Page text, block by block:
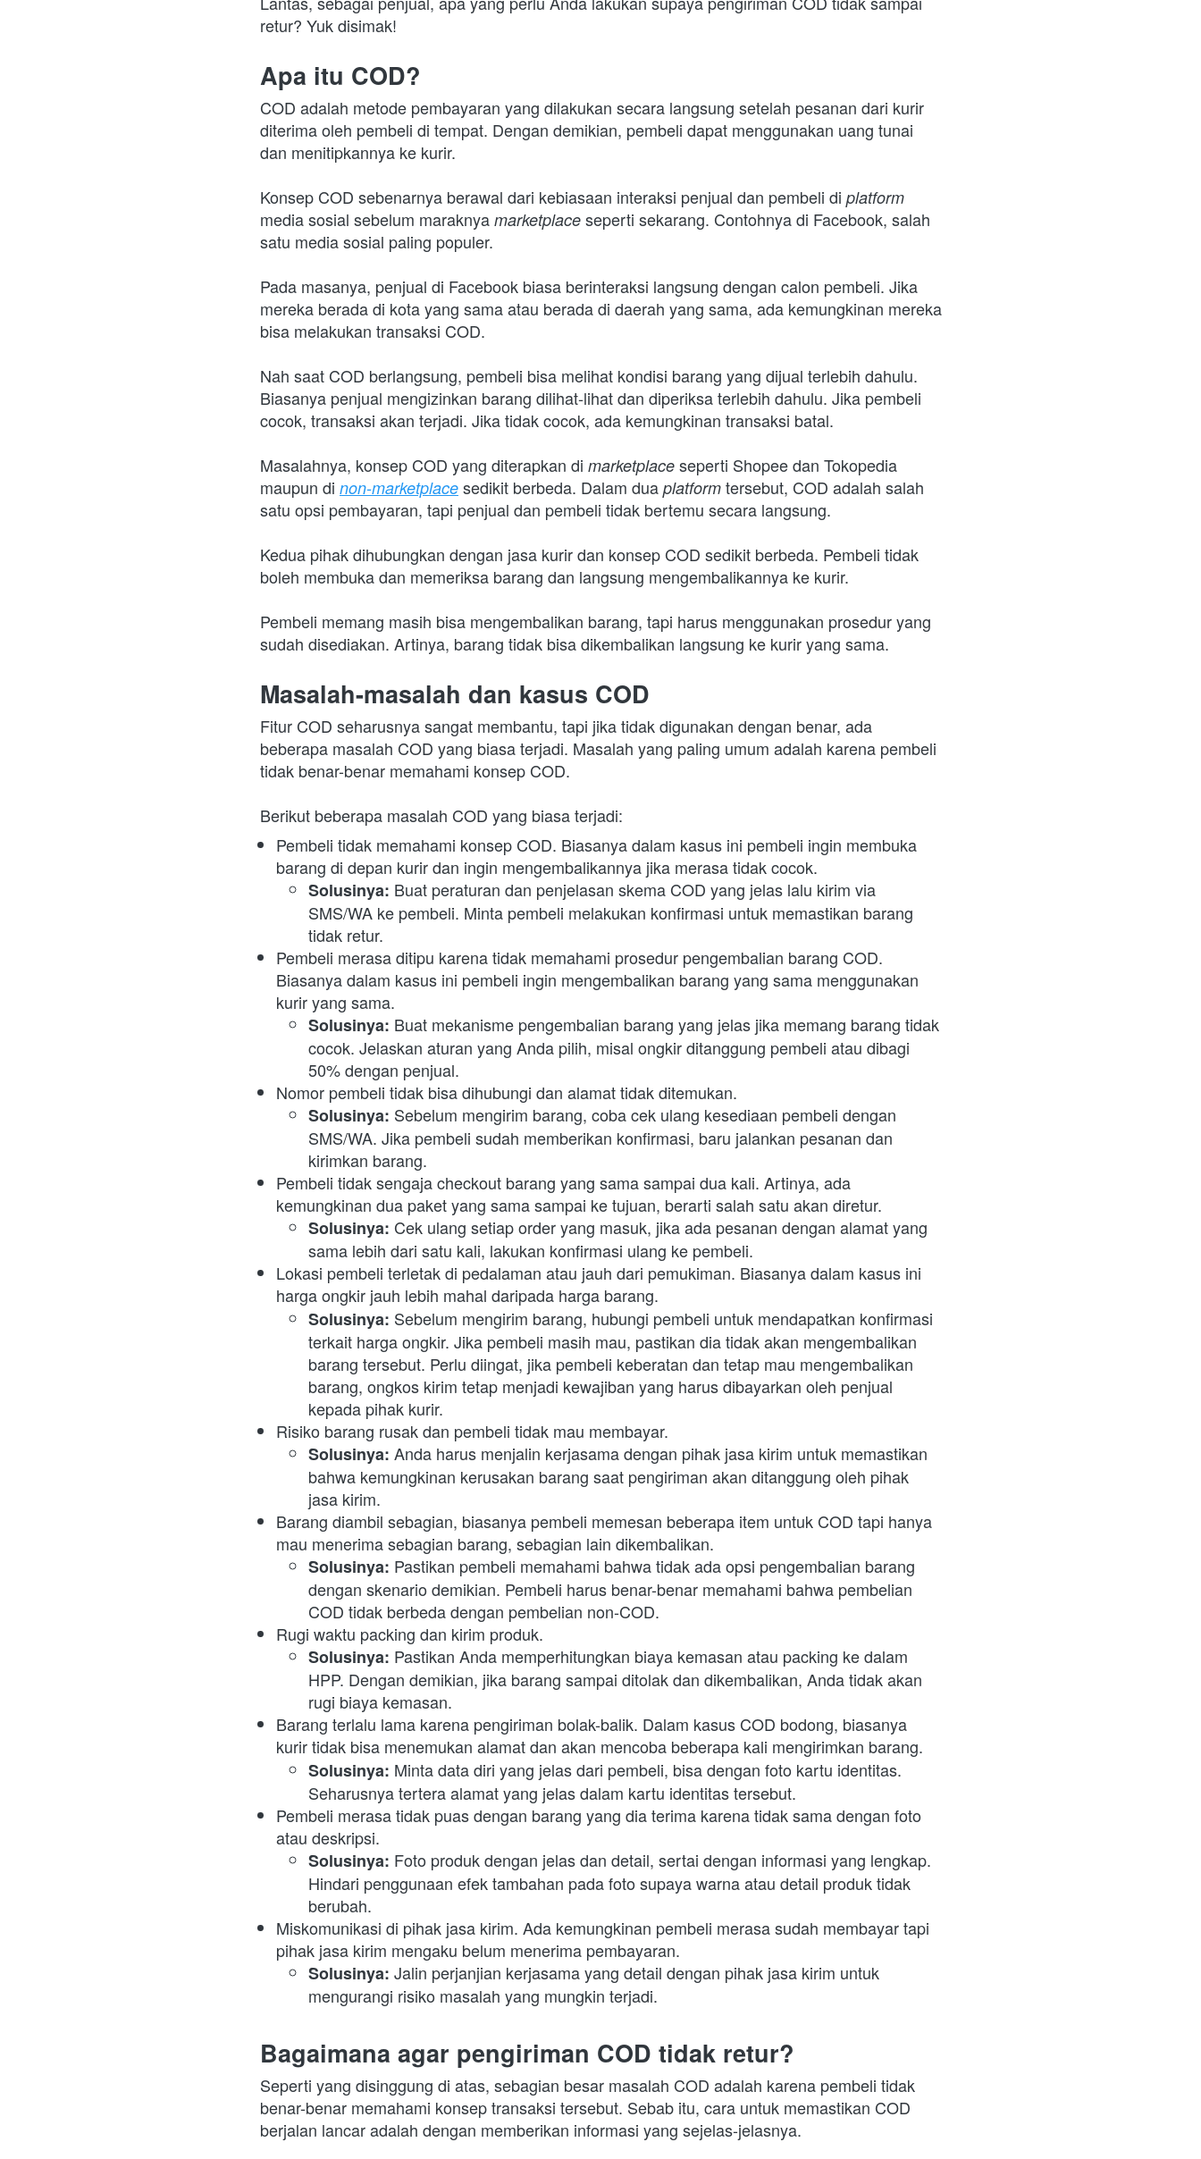
retur? Yuk disimak!
Apa itu COD?
COD adalah metode pembayaran yang dilakukan secara langsung setelah pesanan dari kurir
diterima oleh pembeli di tempat. Dengan demikian, pembeli dapat menggunakan uang tunai
dan menitipkannya ke kurir.
Konsep COD sebenarnya berawal dari kebiasaan interaksi penjual dan pembeli di
media sosial sebelum maraknya marketplace seperti sekarang. Contohnya di Facebook, salah
satu media sosial paling populer.
Pada masanya, penjual di Facebook biasa berinteraksi langsung dengan calon pembeli. Jika
mereka berada di kota yang sama atau berada di daerah yang sama, ada kemungkinan mereka
bisa melakukan transaksi COD.
Nah saat COD berlangsung, pembeli bisa melihat kondisi barang yang dijual terlebih dahulu.
Biasanya penjual mengizinkan barang dilihat-lihat dan diperiksa terlebih dahulu. Jika pembeli
cocok, transaksi akan terjadi. Jika tidak cocok, ada kemungkinan transaksi batal.
Masalahnya, konsep COD yang diterapkan di marketplace seperti Shopee dan Tokopedia
maupun di non-marketplace sedikit berbeda. Dalam dua platform tersebut, COD adalah salah
satu opsi pembayaran, tapi penjual dan pembeli tidak bertemu secara langsung.
Kedua pihak dihubungkan dengan jasa kurir dan konsep COD sedikit berbeda. Pembeli tidak
boleh membuka dan memeriksa barang dan langsung mengembalikannya ke kurir.
Pembeli memang masih bisa mengembalikan barang, tapi harus menggunakan prosedur yang
sudah disediakan. Artinya, barang tidak bisa dikembalikan langsung ke kurir yang sama.
Masalah-masalah dan kasus COD
Fitur COD seharusnya sangat membantu, tapi jika tidak digunakan dengan benar, ada
beberapa masalah COD yang biasa terjadi. Masalah yang paling umum adalah karena pembeli
tidak benar-benar memahami konsep COD.
Berikut beberapa masalah COD yang biasa terjadi:
Pembeli tidak memahami konsep COD. Biasanya dalam kasus ini pembeli ingin membuka
barang di depan kurir dan ingin mengembalikannya jika merasa tidak cocok.
Solusinya: Buat peraturan dan penjelasan skema COD yang jelas lalu kirim via
SMS/WA ke pembeli. Minta pembeli melakukan konfirmasi untuk memastikan barang
tidak retur.
Pembeli merasa ditipu karena tidak memahami prosedur pengembalian barang COD.
Biasanya dalam kasus ini pembeli ingin mengembalikan barang yang sama menggunakan
kurir yang sama.
Solusinya: Buat mekanisme pengembalian barang yang jelas jika memang barang tidak
cocok. Jelaskan aturan yang Anda pilih, misal ongkir ditanggung pembeli atau dibagi
50% dengan penjual.
Nomor pembeli tidak bisa dihubungi dan alamat tidak ditemukan.
Solusinya: Sebelum mengirim barang, coba cek ulang kesediaan pembeli dengan
SMS/WA. Jika pembeli sudah memberikan konfirmasi, baru jalankan pesanan dan
kirimkan barang.
Pembeli tidak sengaja checkout barang yang sama sampai dua kali. Artinya, ada
kemungkinan dua paket yang sama sampai ke tujuan, berarti salah satu akan diretur.
Solusinya: Cek ulang setiap order yang masuk, jika ada pesanan dengan alamat yang
sama lebih dari satu kali, lakukan konfirmasi ulang ke pembeli.
Lokasi pembeli terletak di pedalaman atau jauh dari pemukiman. Biasanya dalam kasus ini
harga ongkir jauh lebih mahal daripada harga barang.
Solusinya: Sebelum mengirim barang, hubungi pembeli untuk mendapatkan konfirmasi
terkait harga ongkir. Jika pembeli masih mau, pastikan dia tidak akan mengembalikan
barang tersebut. Perlu diingat, jika pembeli keberatan dan tetap mau mengembalikan
barang, ongkos kirim tetap menjadi kewajiban yang harus dibayarkan oleh penjual
kepada pihak kurir.
Risiko barang rusak dan pembeli tidak mau membayar.
Solusinya: Anda harus menjalin kerjasama dengan pihak jasa kirim untuk memastikan
bahwa kemungkinan kerusakan barang saat pengiriman akan ditanggung oleh pihak
jasa kirim.
Barang diambil sebagian, biasanya pembeli memesan beberapa item untuk COD tapi hanya
mau menerima sebagian barang, sebagian lain dikembalikan.
Solusinya: Pastikan pembeli memahami bahwa tidak ada opsi pengembalian barang
dengan skenario demikian. Pembeli harus benar-benar memahami bahwa pembelian
COD tidak berbeda dengan pembelian non-COD.
Rugi waktu packing dan kirim produk.
Solusinya: Pastikan Anda memperhitungkan biaya kemasan atau packing ke dalam
HPP. Dengan demikian, jika barang sampai ditolak dan dikembalikan, Anda tidak akan
rugi biaya kemasan.
Barang terlalu lama karena pengiriman bolak-balik. Dalam kasus COD bodong, biasanya
kurir tidak bisa menemukan alamat dan akan mencoba beberapa kali mengirimkan barang.
Solusinya: Minta data diri yang jelas dari pembeli, bisa dengan foto kartu identitas.
Seharusnya tertera alamat yang jelas dalam kartu identitas tersebut.
Pembeli merasa tidak puas dengan barang yang dia terima karena tidak sama dengan foto
atau deskripsi.
Solusinya: Foto produk dengan jelas dan detail, sertai dengan informasi yang lengkap.
Hindari penggunaan efek tambahan pada foto supaya warna atau detail produk tidak
berubah.
Miskomunikasi di pihak jasa kirim. Ada kemungkinan pembeli merasa sudah membayar tapi
pihak jasa kirim mengaku belum menerima pembayaran.
Solusinya: Jalin perjanjian kerjasama yang detail dengan pihak jasa kirim untuk
mengurangi risiko masalah yang mungkin terjadi.
Bagaimana agar pengiriman COD tidak retur?
Seperti yang disinggung di atas, sebagian besar masalah COD adalah karena pembeli tidak
benar-benar memahami konsep transaksi tersebut. Sebab itu, cara untuk memastikan COD
berjalan lancar adalah dengan memberikan informasi yang sejelas-jelasnya.